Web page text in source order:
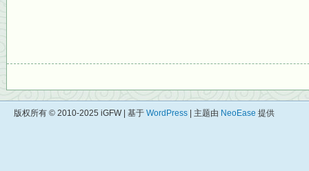
版权所有 © 2010-2025 iGFW | 基于 WordPress | 主题由 NeoEase 提供